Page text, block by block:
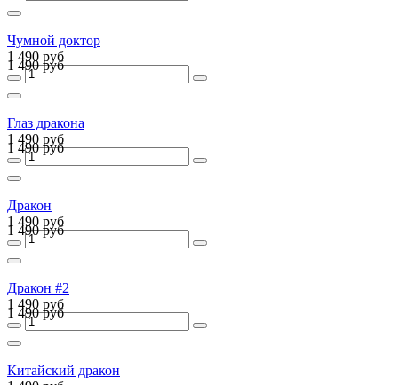
Чумной доктор
1 490 руб
1 490 руб
Глаз дракона
1 490 руб
1 490 руб
Дракон
1 490 руб
1 490 руб
Дракон #2
1 490 руб
1 490 руб
Китайский дракон